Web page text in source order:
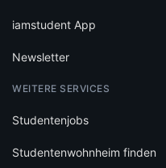
iamstudent App
Newsletter
WEITERE SERVICES
Studentenjobs
Studentenwohnheim finden